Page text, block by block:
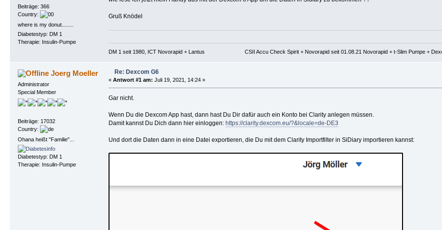
Beiträge: 366
Country:
where is my donut........
Diabetestyp: DM 1
Therapie: Insulin-Pumpe
Gruß Knödel
DM 1 seit 1980, ICT Novorapid + Lantus CSII Accu Check Spirit + Novorapid seit 01.08.21 Novorapid + t-Slim Pumpe +
Joerg Moeller
Administrator
Special Member
Beiträge: 17032
Country:
Ohana heißt "Familie"...
Diabetestyp: DM 1
Therapie: Insulin-Pumpe
Re: Dexcom G6
« Antwort #1 am: Juli 19, 2021, 14:24 »
Gar nicht.
Wenn Du die Dexcom App hast, dann hast Du Dir dafür auch ein Konto bei Clarity anlegen müssen.
Damit kannst Du Dich dann hier einloggen: https://clarity.dexcom.eu/?&locale=de-DE3
Und dort die Daten dann in eine Datei exportieren, die Du mit dem Clarity Importfilter in SiDiary importieren kannst: